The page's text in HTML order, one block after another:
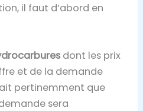
il faut d’abord en
dont les prix
et de la demande
pertinemment que
sera